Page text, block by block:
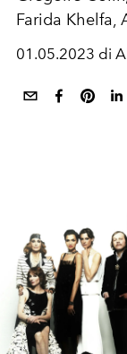
Farida Khelfa,
01.05.2023 di